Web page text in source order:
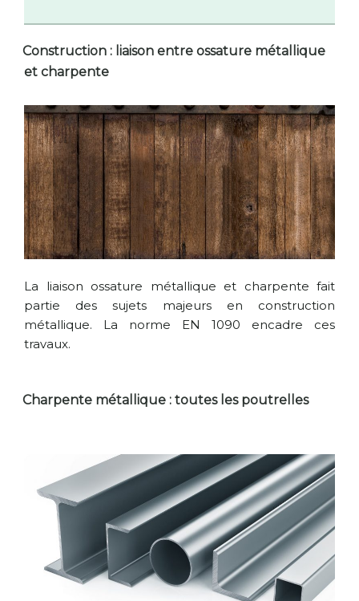
Construction : liaison entre ossature métallique
et charpente
La liaison ossature métallique et charpente fait
partie des sujets majeurs en construction
métallique. La norme EN 1090 encadre ces
travaux.
Charpente métallique : toutes les poutrelles